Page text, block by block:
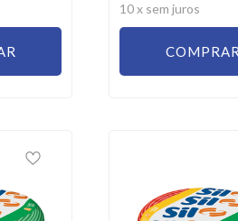
10x sem juros
COMPRAR